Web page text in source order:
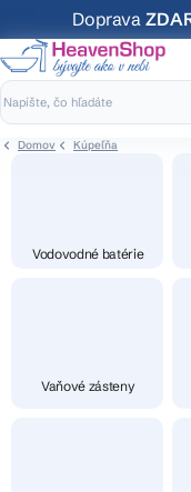
na
obsah
Doprava
Domov Kúpeľňa
Vodovodné batérie
Vaňové zásteny